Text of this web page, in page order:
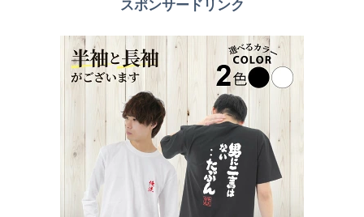
スポンサードリンク